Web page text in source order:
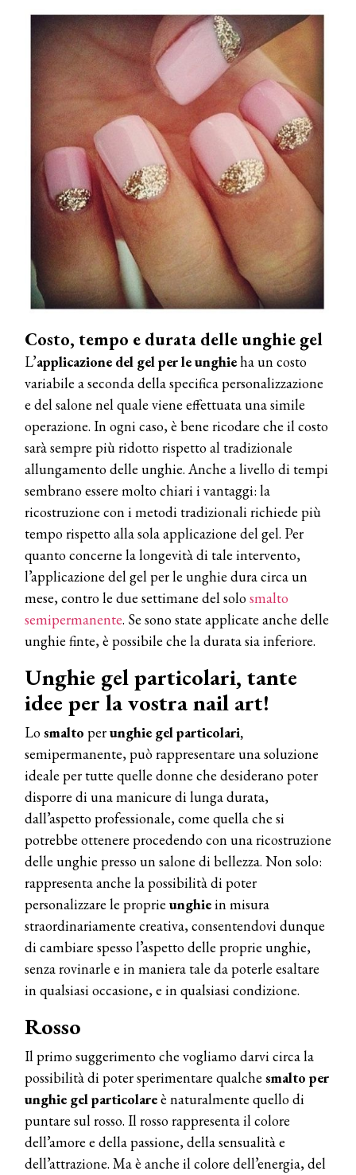
Costo, tempo e durata delle unghie gel
L’applicazione del gel per le unghieha un costo
variabile a seconda della specifica personalizzazione
e del salone nel quale viene effettuata una simile
operazione. In ogni caso, è bene ricodare che il costo
sarà sempre più ridotto rispetto al tradizionale
allungamento delle unghie. Anche a livello di tempi
sembrano essere molto chiari i vantaggi: la
ricostruzione con i metodi tradizionali richiede più
tempo rispetto alla sola applicazione del gel. Per
quanto concerne la longevità di tale intervento,
l’applicazione del gel per le unghie dura circa un
mese, contro le due settimane del solosmalto
semipermanente. Se sono state applicate anche delle
unghie finte, è possibile che la durata sia inferiore.
Unghie gel particolari, tante
idee per la vostra nail art!
Losmalto perunghie gel particolari,
semipermanente, può rappresentare una soluzione
ideale per tutte quelle donne che desiderano poter
disporre di una manicure di lunga durata,
dall’aspetto professionale, come quella che si
potrebbe ottenere procedendo con una ricostruzione
delle unghie presso un salone di bellezza. Non solo:
rappresenta anche la possibilità di poter
personalizzare le proprie unghiein misura
straordinariamente creativa, consentendovi dunque
di cambiare spesso l’aspetto delle proprie unghie,
senza rovinarle e in maniera tale da poterle esaltare
in qualsiasi occasione, e in qualsiasi condizione.
Rosso
Il primo suggerimento che vogliamo darvi circa la
possibilità di poter sperimentare qualche smalto per
unghie gel particolareè naturalmente quello di
puntare sul rosso. Il rosso rappresenta il colore
dell’amore e della passione, della sensualità e
dell’attrazione. Ma è anche il colore dell’energia, del